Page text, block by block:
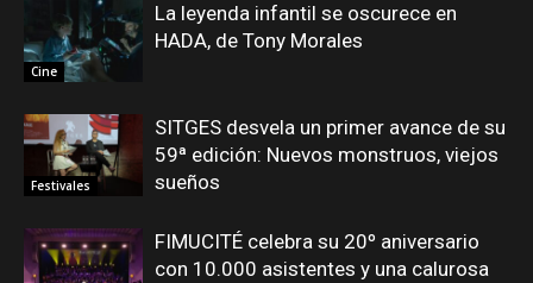
Cine
La leyenda infantil se oscurece en
HADA, de Tony Morales
Festivales
SITGES desvela un primer avance de su
59ª edición: Nuevos monstruos, viejos
sueños
FIMUCITÉ celebra su 20º aniversario
con 10.000 asistentes y una calurosa